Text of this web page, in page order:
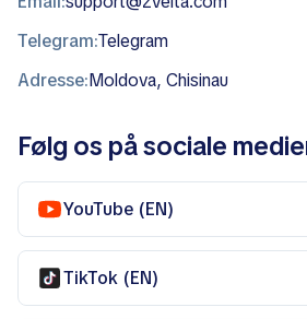
Telegram:Telegram
Adresse:Moldova, Chisinau
Følg os på sociale
YouTube (EN)
TikTok (EN)